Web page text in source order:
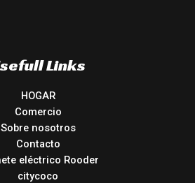
Links
HOGAR
Comercio
Sobre nosotros
Contacto
eléctrico Rooder
citycoco